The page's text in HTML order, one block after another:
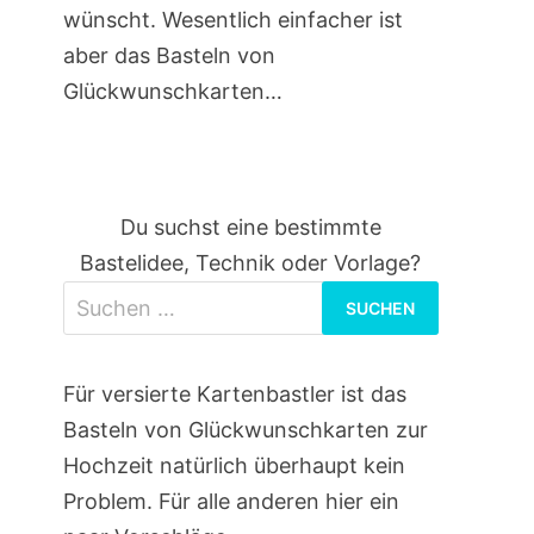
wünscht. Wesentlich einfacher ist
aber das Basteln von
Glückwunschkarten…
Du suchst eine bestimmte
Bastelidee, Technik oder Vorlage?
nach:
Für versierte Kartenbastler ist das
Basteln von Glückwunschkarten zur
Hochzeit natürlich überhaupt kein
Problem. Für alle anderen hier ein